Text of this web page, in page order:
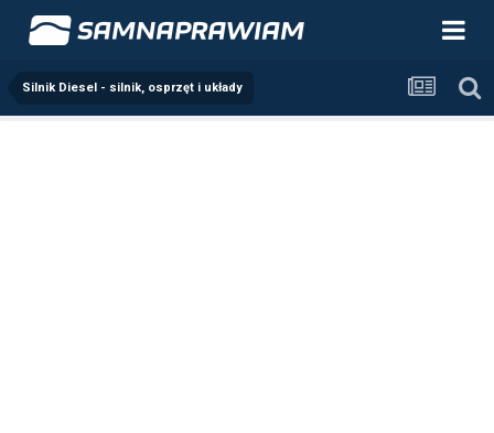
Silnik Diesel - silnik, osprzęt i układy